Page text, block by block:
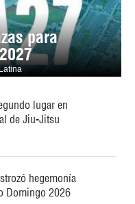
para
lugar en
de Jiu-Jitsu
hegemonía
Domingo 2026